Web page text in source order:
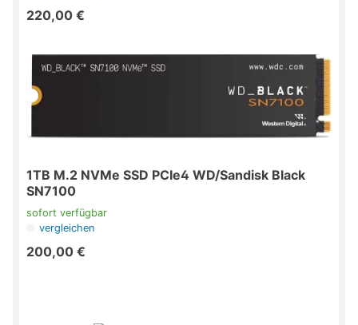
220,00 €
1TB M.2 NVMe SSD PCIe4 WD/Sandisk Black
SN7100
sofort verfügbar
vergleichen
200,00 €